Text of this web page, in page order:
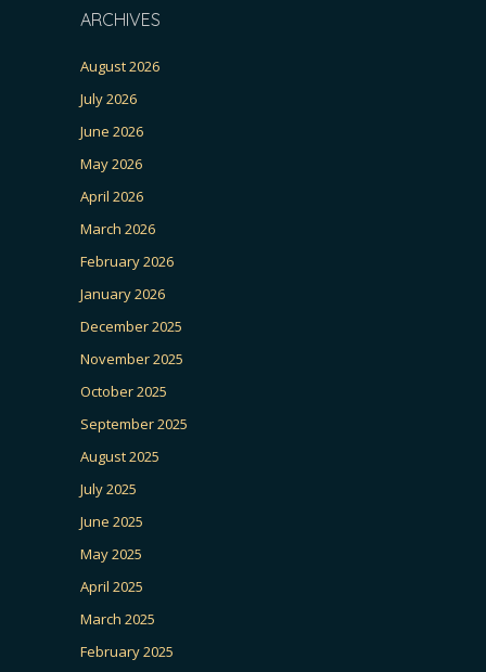
ARCHIVES
August 2026
July 2026
June 2026
May 2026
April 2026
March 2026
February 2026
January 2026
December 2025
November 2025
October 2025
September 2025
August 2025
July 2025
June 2025
May 2025
April 2025
March 2025
February 2025